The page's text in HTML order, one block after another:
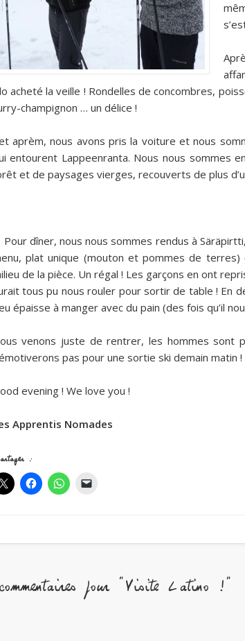
acheté la veille ! Rondelles de concombres,
champignon … un délice !
aprèm, nous avons pris la voiture et nous
entourent Lappeenranta. Nous nous sommes
et de paysages vierges, recouverts de plus
dîner, nous nous sommes rendus à
plat unique (mouton et pommes de
de la pièce. Un régal ! Les garçons en ont
tous pu nous rouler pour sortir de table ! En
épaisse à manger avec du pain (des fois qu’il
venons juste de rentrer, les hommes sont
pas pour une sortie ski demain matin
evening ! We love you !
Apprentis Nomades
:
pour "Visite Latino !"